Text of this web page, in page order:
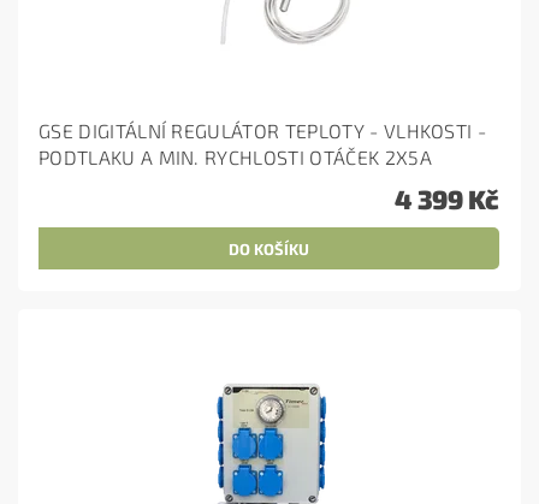
GSE DIGITÁLNÍ REGULÁTOR TEPLOTY - VLHKOSTI -
PODTLAKU A MIN. RYCHLOSTI OTÁČEK 2X5A
4 399 Kč